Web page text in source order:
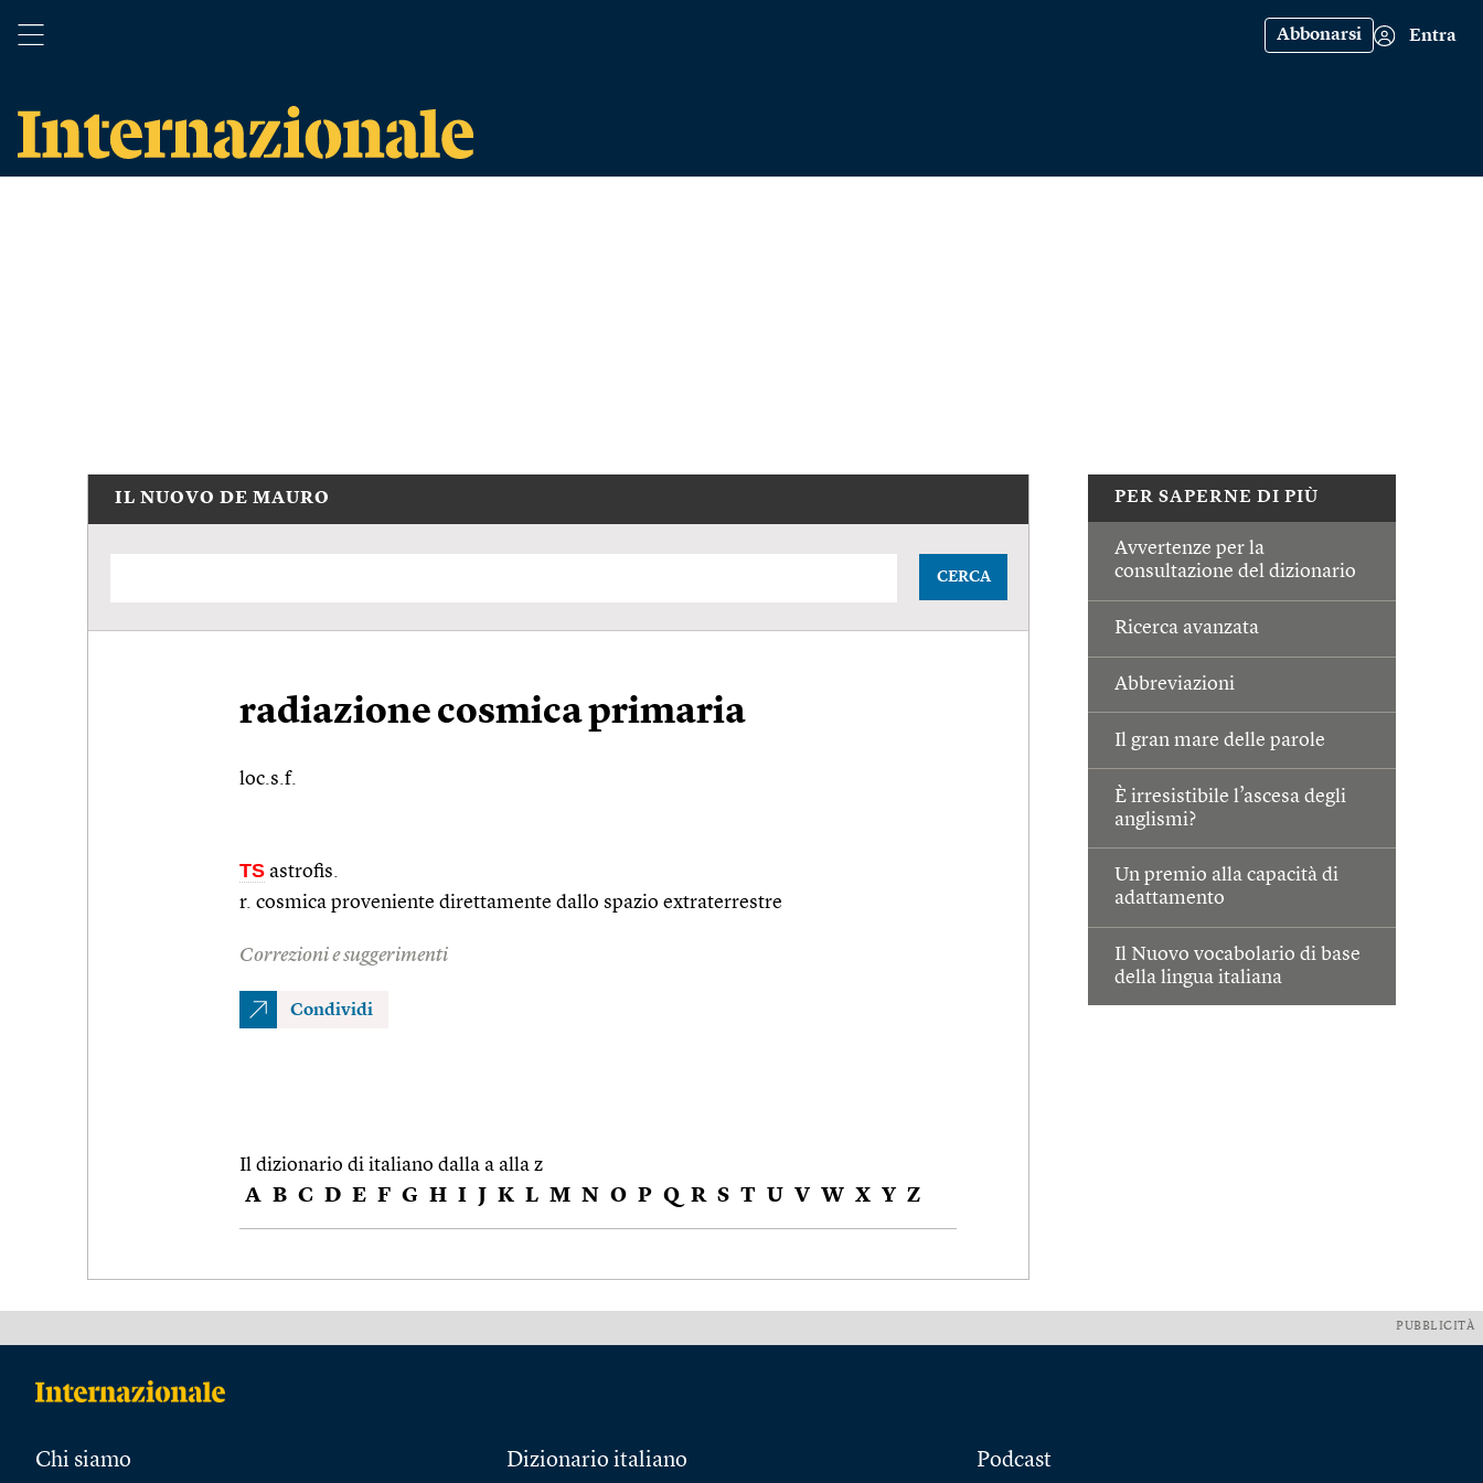
Abbonarsi Entra
PER SAPERNE DI PIÙ
Avvertenze per la
consultazione del dizionario
Ricerca avanzata
Abbreviazioni
Il gran mare delle parole
È irresistibile l’ascesa degli
anglismi?
Un premio alla capacità di
adattamento
Il Nuovo vocabolario di base
della lingua italiana
IL NUOVO DE MAURO
CERCA
radiazione cosmica primaria
loc.s.f.
TS astrofis.
r. cosmica proveniente direttamente dallo spazio extraterrestre
Correzioni e suggerimenti
Condividi
Il dizionario di italiano dalla a alla z
A B C D E F G H I J K L M N O P Q R S T U V W X Y Z
PUBBLICITÀ
Chi siamo Dizionario italiano Podcast